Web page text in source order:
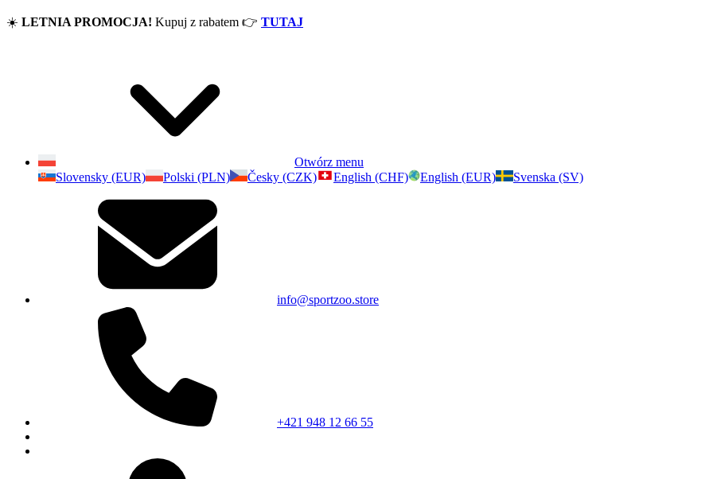
☀️ LETNIA PROMOCJA! Kupuj z rabatem 👉 TUTAJ
Otwórz menu
Slovensky (EUR)
Polski (PLN) Česky (CZK) English (CHF) English (EUR) Svenska (SV)
info@sportzoo.store
+421 948 12 66 55